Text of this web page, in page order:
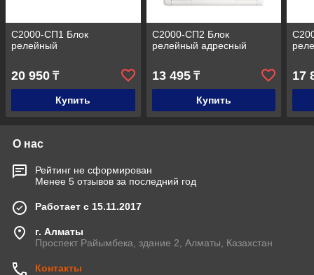
С2000-СП1 Блок
релейный
20 950 ₸
Купить
С2000-СП2 Блок
релейный адресный
13 495₸
Купить
17
О нас
Рейтинг не сформирован
Менее 5 отзывов за последний год
Работает с 15.11.2017
г. Алматы
Проспект Райымбека, здание 2, Алматы, Казахстан
Контакты